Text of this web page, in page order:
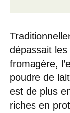
dépassait les
fromagère,
poudre de
est de plus
riches en